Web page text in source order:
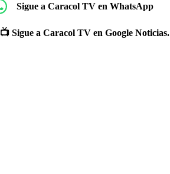
Sigue a Caracol TV en WhatsApp
📺 Sigue a Caracol TV en Google Noticias.